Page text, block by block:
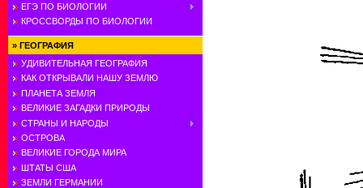
ЕГЭ ПО БИОЛОГИИ
КРОССВОРДЫ ПО БИОЛОГИИ
» ГЕОГРАФИЯ
УДИВИТЕЛЬНАЯ ГЕОГРАФИЯ
КАК ОТКРЫВАЛИ НАШУ ЗЕМЛЮ
ПЛАНЕТА ЗЕМЛЯ
ВЕЛИКИЕ ЗАГАДКИ ПРИРОДЫ
СТРАНЫ И НАРОДЫ
ОСТРОВА
ВЕЛИКИЕ ГОРОДА МИРА
ШТАТЫ США
ЗЕМЛИ ГЕРМАНИИ